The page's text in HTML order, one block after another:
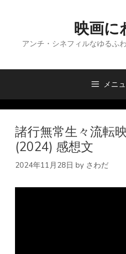
へ
映画に
アンチ・シネフィルなゆるふ
メニ
諸行無常生々流転
(2024) 感想文
2024年11月28日 by さわだ